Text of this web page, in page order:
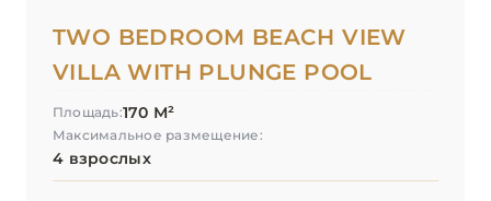
TWO BEDROOM BEACH VIEW
VILLA WITH PLUNGE POOL
Площадь:170 М²
Максимальное размещение:
4 взрослых